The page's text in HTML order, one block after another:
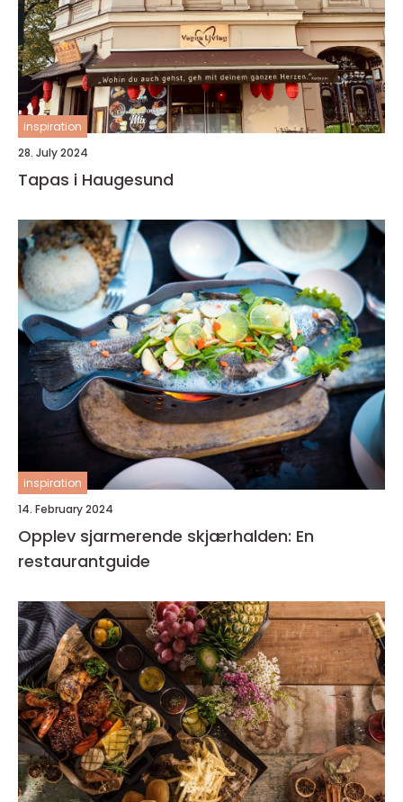
inspiration
28. July 2024
Tapas i Haugesund
inspiration
14. February 2024
Opplev sjarmerende skjærhalden: En
restaurantguide